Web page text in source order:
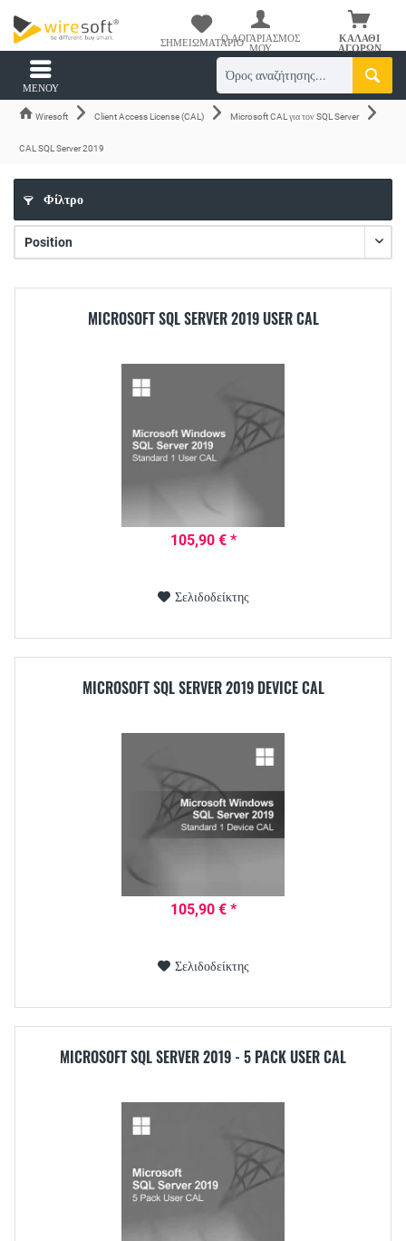
ΚΑΛΆΘΙ
ΑΓΟΡΏΝ
ΣΗΜΕΙΩΜΑΤΆΡΙΟΟ ΛΟΓΑΡΙΑΣΜΌΣ
ΜΟΥ
ΜΕΝΟΎ
Wiresoft Client Access License (CAL) Microsoft CAL για τον SQL Server
CAL SQL Server 2019
Φίλτρο
MICROSOFT SQL SERVER 2019 USER CAL
105,90 € *
Σελιδοδείκτης
MICROSOFT SQL SERVER 2019 DEVICE CAL
105,90 € *
Σελιδοδείκτης
MICROSOFT SQL SERVER 2019 - 5 PACK USER CAL